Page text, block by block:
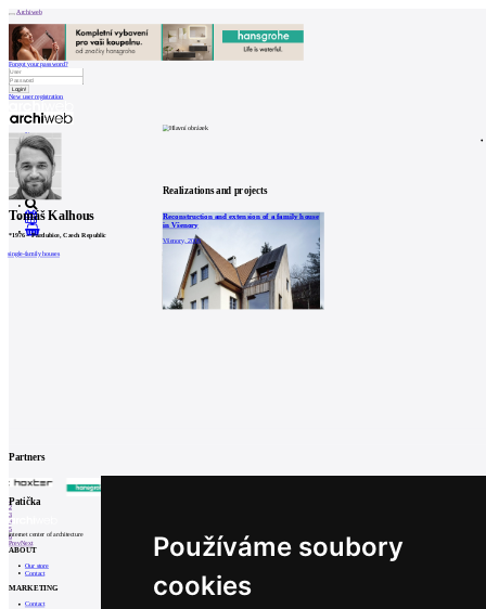
Používáme soubory
cookies
Archiweb
Forgot your password?
New user registration
News
Architects
Buildings
Catalogue
E-shop
Job find
146
cz
0
Tomáš Kalhous
*1976–Pardubice, Czech Republic
single-family houses
Realizations and projects
Reconstruction and extension of a family house
in Všenory
Všenory, 2006
Partners
1
2
3
4
5
6
PrevNext
Patička
internet center of architecture
ABOUT
Our store
Contact
MARKETING
Contact